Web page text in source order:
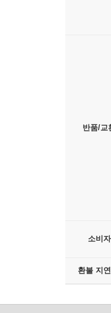
“이 책은
반품/교
소비
환불 지